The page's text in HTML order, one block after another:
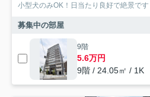
小型犬のみOK！日当たり良好で絶景で
募集中の部屋
9階
5.6万円
9階 / 24.05㎡ / 1K